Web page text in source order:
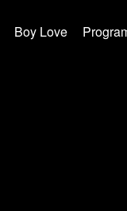
Boy Love